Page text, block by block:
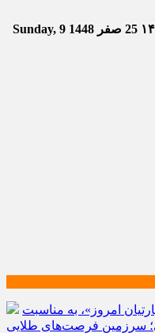
25 صفر 1448
Sunday, 9
امروز»، به مناسبت
سرزمین فرصت‌های طلایی